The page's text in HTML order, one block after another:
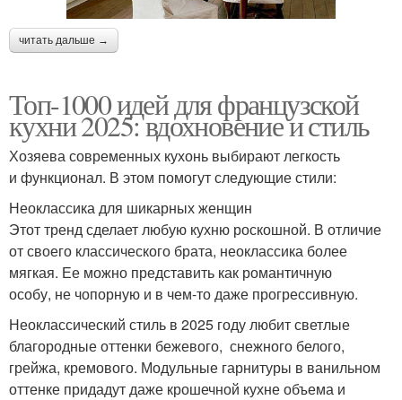
читать дальше →
Топ-1000 идей для французской
кухни 2025: вдохновение и стиль
Хозяева современных кухонь выбирают легкость
и функционал. В этом помогут следующие стили:
Неоклассика для шикарных женщин
Этот тренд сделает любую кухню роскошной. В отличие
от своего классического брата, неоклассика более
мягкая. Ее можно представить как романтичную
особу, не чопорную и в чем-то даже прогрессивную.
Неоклассический стиль в 2025 году любит светлые
благородные оттенки бежевого, снежного белого,
грейжа, кремового. Модульные гарнитуры в ванильном
оттенке придадут даже крошечной кухне объема и